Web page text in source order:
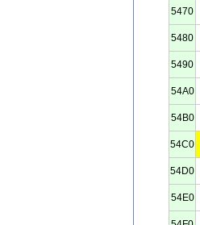
5470
5480
5490
54A0
54B0
54C0
54D0
54E0